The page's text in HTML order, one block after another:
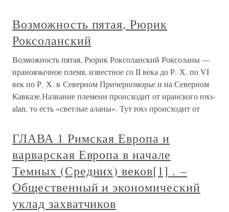
Возможность пятая, Рюрик
Роксоланский
Возможность пятая, Рюрик Роксоланский Роксоланы —
ираноязычное племя, известное со II века до Р. Х. по VI
век по Р. Х. в Северном Причерноморье и на Северном
Кавказе.Название племени происходит от иранского roxs-
alan, то есть «светлые аланы». Тут roxs происходит от
ГЛАВА 1 Римская Европа и
варварская Европа в начале
Темных (Средних) веков[1] . –
Общественный и экономический
уклад захватчиков